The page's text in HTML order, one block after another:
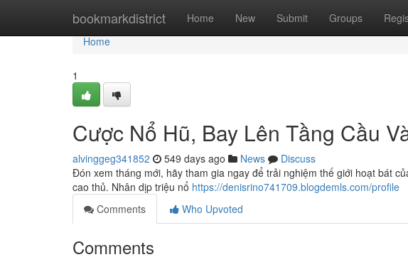
bookmarkdistrict Home New Submit Groups
Home
Home
1
Cược Nổ Hũ, Bay Lên Tầng Cầu
alvinggeg341852 549 days ago News
Discuss
Đón xem tháng mới, hãy tham gia ngay để trải nghiệm thế giới hoạt bát
cao thủ. Nhân dịp triệu nổ https://denisrino741709.blogdemls.com/profile
Comments
Who Upvoted
Comments